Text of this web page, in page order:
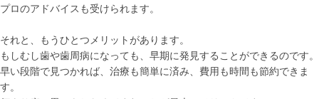
プロのアドバイスも受けられます。
それと、もうひとつメリットがあります。
もしむし歯や歯周病になっても、早期に発見することができるのです。
早い段階で見つかれば、治療も簡単に済み、費用も時間も節約できま
す。